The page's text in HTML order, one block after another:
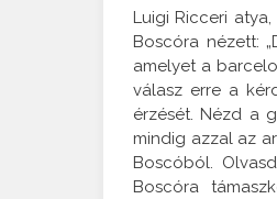
Luigi Ricceri
Boscóra nézett:
amelyet a
válasz erre a
érzését. Nézd a
mindig azzal az
Boscóból.
Boscóra